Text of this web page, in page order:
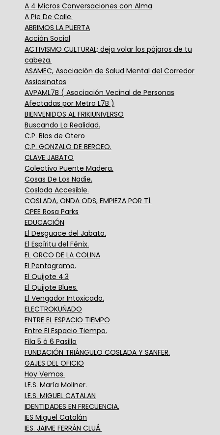
A 4 Micros Conversaciones con Alma
A Pie De Calle.
ABRIMOS LA PUERTA
Acción Social
ACTIVISMO CULTURAL; deja volar los pájaros de tu
cabeza.
ASAMEC, Asociación de Salud Mental del Corredor
Assiasinatos
AVPAML7B ( Asociación Vecinal de Personas
Afectadas por Metro L7B )
BIENVENIDOS AL FRIKIUNIVERSO
Buscando La Realidad.
C.P. Blas de Otero
C.P. GONZALO DE BERCEO.
CLAVE JABATO
Colectivo Puente Madera.
Cosas De Los Nadie.
Coslada Accesible.
COSLADA, ONDA ODS, EMPIEZA POR TÍ.
CPEE Rosa Parks
EDUCACIÓN
El Desguace del Jabato.
El Espíritu del Fénix.
EL ORCO DE LA COLINA
El Pentagrama.
El Quijote 4.3
El Quijote Blues.
El Vengador Intoxicado.
ELECTROKUÑADO
ENTRE EL ESPACIO TIEMPO
Entre El Espacio Tiempo.
Fila 5 ó 6 Pasillo
FUNDACIÓN TRIÁNGULO COSLADA Y SANFER.
GAJES DEL OFICIO
Hoy Vemos.
I.E.S. María Moliner.
I.E.S. MIGUEL CATALAN
IDENTIDADES EN FRECUENCIA.
IES Miguel Catalán
IES. JAIME FERRÁN CLUÁ.